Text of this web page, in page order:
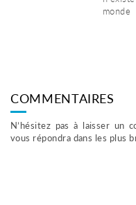
monde
COMMENTAIRES
N’hésitez pas à laisser un
vous répondra dans les plus